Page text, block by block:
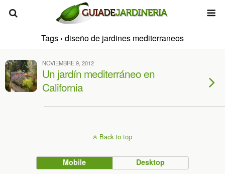
Tags › diseño de jardines mediterraneos
NOVIEMBRE 9, 2012
Un jardín mediterráneo en
California
Back to top
Mobile Desktop